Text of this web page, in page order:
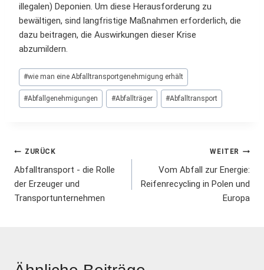
illegalen) Deponien. Um diese Herausforderung zu
bewältigen, sind langfristige Maßnahmen erforderlich, die
dazu beitragen, die Auswirkungen dieser Krise
abzumildern.
Schlagworte:
#wie man eine Abfalltransportgenehmigung erhält
#Abfallgenehmigungen #Abfallträger #Abfalltransport
Beitrags-
Navigation
ZURÜCK
Abfalltransport - die Rolle
der Erzeuger und
Transportunternehmen
WEITER
Vom Abfall zur Energie:
Reifenrecycling in Polen und
Europa